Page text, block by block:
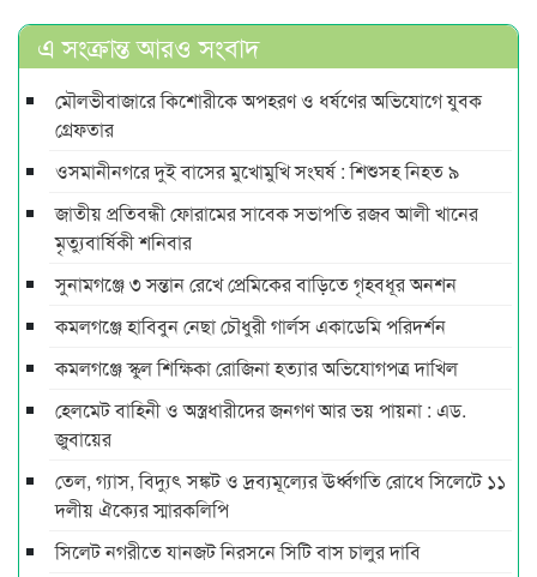
এ সংক্রান্ত আরও সংবাদ
মৌলভীবাজারে কিশোরীকে অপহরণ ও ধর্ষণের অভিযোগে যুবক
গ্রেফতার
ওসমানীনগরে দুই বাসের মুখোমুখি সংঘর্ষ : শিশুসহ নিহত ৯
জাতীয় প্রতিবন্ধী ফোরামের সাবেক সভাপতি রজব আলী খানের
মৃত্যুবার্ষিকী শনিবার
সুনামগঞ্জে ৩ সন্তান রেখে প্রেমিকের বাড়িতে গৃহবধূর অনশন
কমলগঞ্জে হাবিবুন নেছা চৌধুরী গার্লস একাডেমি পরিদর্শন
কমলগঞ্জে স্কুল শিক্ষিকা রোজিনা হত্যার অভিযোগপত্র দাখিল
হেলমেট বাহিনী ও অস্ত্রধারীদের জনগণ আর ভয় পায়না : এড.
জুবায়ের
তেল, গ্যাস, বিদ্যুৎ সঙ্কট ও দ্রব্যমূল্যের ঊর্ধ্বগতি রোধে সিলেটে ১১
দলীয় ঐক্যের স্মারকলিপি
সিলেট নগরীতে যানজট নিরসনে সিটি বাস চালুর দাবি